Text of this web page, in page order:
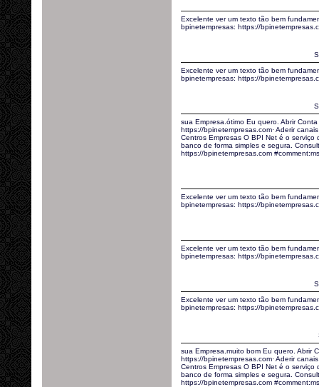
Excelente ver um texto tão bem
bpinetempresas: https://
Excelente ver um texto tão bem
bpinetempresas: https://
sua Empresa.ótimo Eu quero. Abrir
https://bpinetempresas.com· Aderir
Centros Empresas O BPI Net é o
banco de forma simples e segura.
https://bpinetempresas.com
Excelente ver um texto tão bem
bpinetempresas: https://
Excelente ver um texto tão bem
bpinetempresas: https://
Excelente ver um texto tão bem
bpinetempresas: https://
sua Empresa.muito bom Eu quero. Abrir
https://bpinetempresas.com· Aderir
Centros Empresas O BPI Net é o
banco de forma simples e segura.
https://bpinetempresas.com